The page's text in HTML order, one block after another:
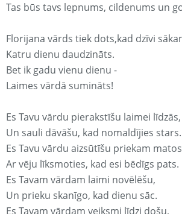
Tas būs tavs lepnums, cildenums un
Florijana vārds tiek dots,kad dzīvi
Katru dienu daudzināts.
Bet ik gadu vienu dienu -
Laimes vārdā sumināts!
Es Tavu vārdu pierakstīšu laimei līdzās,
Un sauli dāvāšu, kad nomaldījies stars.
Es Tavu vārdu aizsūtīšu priekam
Ar vēju līksmoties, kad esi bēdīgs pats.
Es Tavam vārdam laimi novēlēšu,
Un prieku skanīgo, kad dienu sāc.
Es Tavam vārdam veiksmi līdzi došu,